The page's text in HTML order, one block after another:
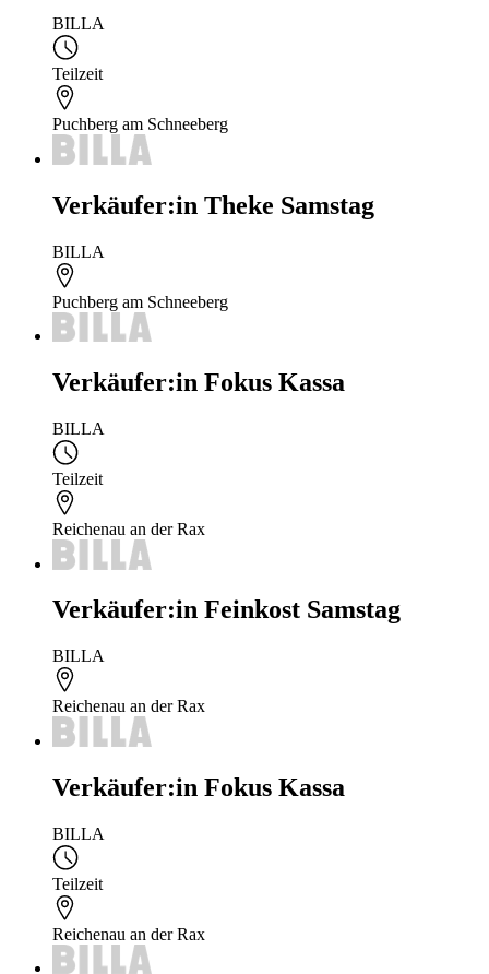
BILLA
Teilzeit
Puchberg am Schneeberg
Verkäufer:in Theke Samstag
BILLA
Puchberg am Schneeberg
Verkäufer:in Fokus Kassa
BILLA
Teilzeit
Reichenau an der Rax
Verkäufer:in Feinkost Samstag
BILLA
Reichenau an der Rax
Verkäufer:in Fokus Kassa
BILLA
Teilzeit
Reichenau an der Rax